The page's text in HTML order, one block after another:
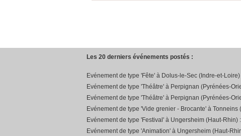
Les 20 derniers événements postés :
Evénement de type 'Fête' à Dolus-le-Sec (Indre-et-Loire)
Evénement de type 'Théâtre' à Perpignan (Pyrénées-
Evénement de type 'Théâtre' à Perpignan (Pyrénées-
Evénement de type 'Vide grenier - Brocante' à Tonneins
Evénement de type 'Festival' à Ungersheim (Haut-Rhin) :
Evénement de type 'Animation' à Ungersheim (Haut-